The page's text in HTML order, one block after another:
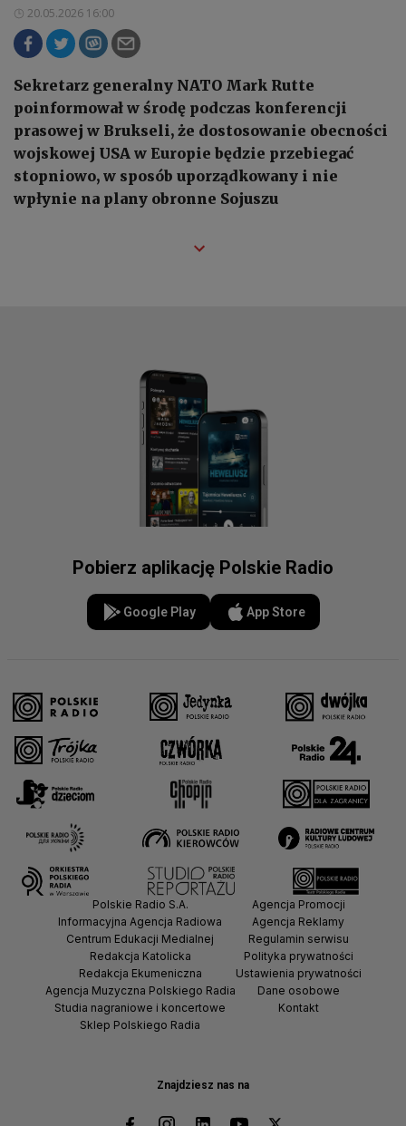
20.05.2026 16:00
Sekretarz generalny NATO Mark Rutte
poinformował w środę podczas konferencji
prasowej w Brukseli, że dostosowanie obecności
wojskowej USA w Europie będzie przebiegać
stopniowo, w sposób uporządkowany i nie
wpłynie na plany obronne Sojuszu
Pobierz aplikację Polskie Radio
Google Play App Store
Znajdziesz nas na
Polskie Radio S.A.
Informacyjna Agencja Radiowa
Centrum Edukacji Medialnej
Redakcja Katolicka
Redakcja Ekumeniczna
Agencja Muzyczna Polskiego Radia
Studia nagraniowe i koncertowe
Sklep Polskiego Radia
Agencja Promocji
Agencja Reklamy
Regulamin serwisu
Polityka prywatności
Ustawienia prywatności
Dane osobowe
Kontakt